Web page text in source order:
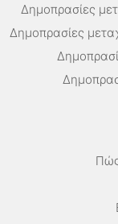
Δημοπρασίες
Δημοπρασίες